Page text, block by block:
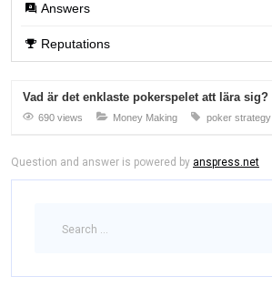
Answers
Reputations
Vad är det enklaste pokerspelet att lära sig?
690 views Money Making poker strategy
Question and answer is powered by anspress.net